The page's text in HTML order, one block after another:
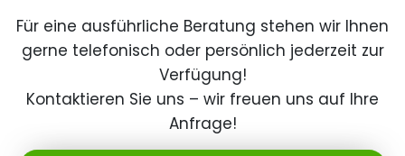
Für eine ausführliche Beratung stehen wir Ihnen
gerne telefonisch oder persönlich jederzeit zur
Verfügung!
Kontaktieren Sie uns – wir freuen uns auf Ihre
Anfrage!